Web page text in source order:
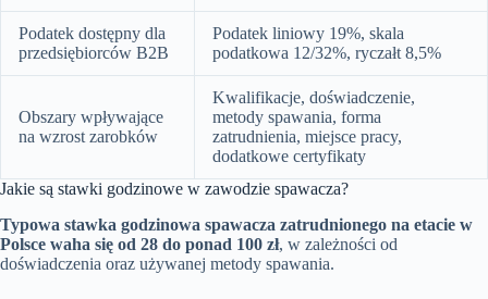
Podatek dostępny dla
przedsiębiorców B2B
Podatek liniowy 19%, skala
podatkowa 12/32%, ryczałt 8,5%
Obszary wpływające
na wzrost zarobków
Kwalifikacje, doświadczenie,
metody spawania, forma
zatrudnienia, miejsce pracy,
dodatkowe certyfikaty
Jakie są stawki godzinowe w zawodzie spawacza?
Typowa stawka godzinowa spawacza zatrudnionego na etacie w
Polsce waha się od 28 do ponad 100 zł, w zależności od
doświadczenia oraz używanej metody spawania.